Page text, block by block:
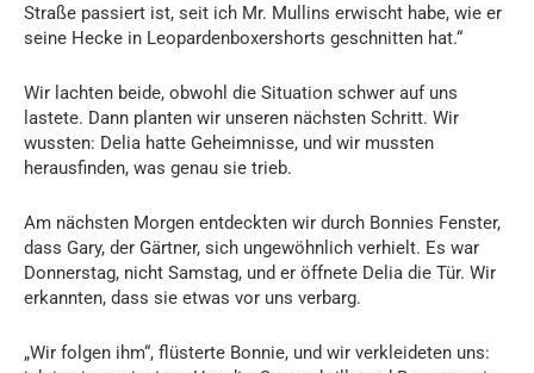
Straße passiert ist, seit ich Mr. Mullins erwischt habe, wie er
seine Hecke in Leopardenboxershorts geschnitten hat.“
Wir lachten beide, obwohl die Situation schwer auf uns
lastete. Dann planten wir unseren nächsten Schritt. Wir
wussten: Delia hatte Geheimnisse, und wir mussten
herausfinden, was genau sie trieb.
Am nächsten Morgen entdeckten wir durch Bonnies Fenster,
dass Gary, der Gärtner, sich ungewöhnlich verhielt. Es war
Donnerstag, nicht Samstag, und er öffnete Delia die Tür. Wir
erkannten, dass sie etwas vor uns verbarg.
„Wir folgen ihm“, flüsterte Bonnie, und wir verkleideten uns: